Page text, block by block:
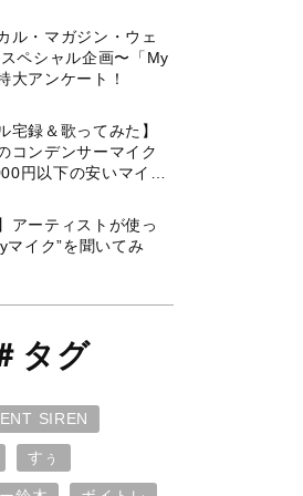
ル・マガジン・ウェ
ペシャル企画〜「My
大アンケート！
宅録＆歌ってみた】
コンデンサーマイク
円以下の安いマイク
アーティストが使っ
マイク”を聞いてみ
タグ
SIREN
すぅ